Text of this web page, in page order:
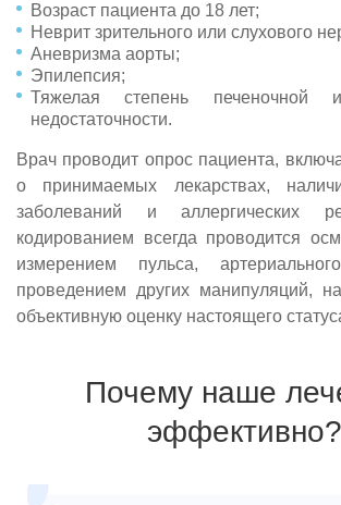
Возраст пациента до 18 лет;
Неврит зрительного или слухового
Аневризма аорты;
Эпилепсия;
Тяжелая степень печеночной
недостаточности.
Врач проводит опрос пациента,
о принимаемых лекарствах,
заболеваний и аллергических
кодированием всегда проводится
измерением пульса,
проведением других манипуляций,
объективную оценку настоящего
Почему наше
эффективно?